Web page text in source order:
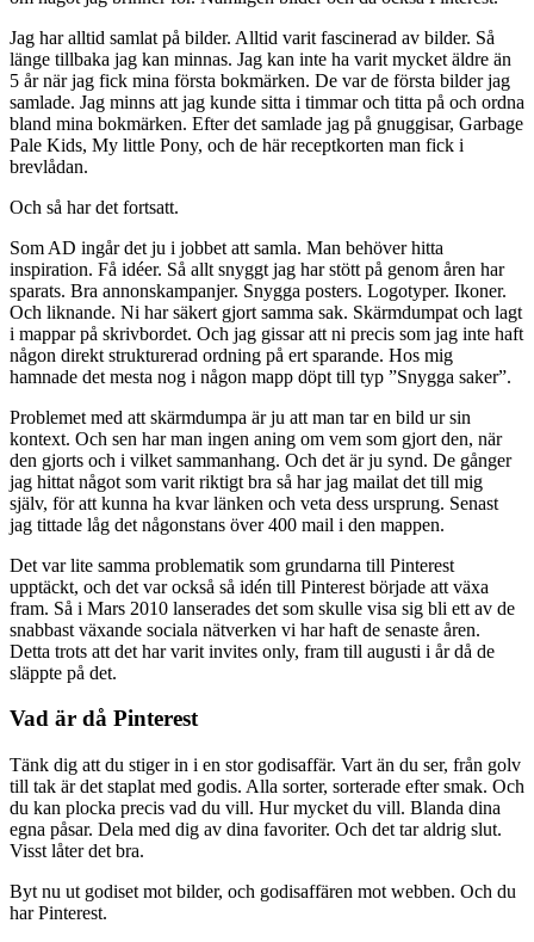
Jag har alltid samlat på bilder. Alltid varit fascinerad av bilder. Så
länge tillbaka jag kan minnas. Jag kan inte ha varit mycket äldre än
5 år när jag fick mina första bokmärken. De var de första bilder jag
samlade. Jag minns att jag kunde sitta i timmar och titta på och ordna
bland mina bokmärken. Efter det samlade jag på gnuggisar, Garbage
Pale Kids, My little Pony, och de här receptkorten man fick i
brevlådan.
Och så har det fortsatt.
Som AD ingår det ju i jobbet att samla. Man behöver hitta
inspiration. Få idéer. Så allt snyggt jag har stött på genom åren har
sparats. Bra annonskampanjer. Snygga posters. Logotyper. Ikoner.
Och liknande. Ni har säkert gjort samma sak. Skärmdumpat och lagt
i mappar på skrivbordet. Och jag gissar att ni precis som jag inte haft
någon direkt strukturerad ordning på ert sparande. Hos mig
hamnade det mesta nog i någon mapp döpt till typ ”Snygga saker”.
Problemet med att skärmdumpa är ju att man tar en bild ur sin
kontext. Och sen har man ingen aning om vem som gjort den, när
den gjorts och i vilket sammanhang. Och det är ju synd. De gånger
jag hittat något som varit riktigt bra så har jag mailat det till mig
själv, för att kunna ha kvar länken och veta dess ursprung. Senast
jag tittade låg det någonstans över 400 mail i den mappen.
Det var lite samma problematik som grundarna till Pinterest
upptäckt, och det var också så idén till Pinterest började att växa
fram. Så i Mars 2010 lanserades det som skulle visa sig bli ett av de
snabbast växande sociala nätverken vi har haft de senaste åren.
Detta trots att det har varit invites only, fram till augusti i år då de
släppte på det.
Vad är då Pinterest
Tänk dig att du stiger in i en stor godisaffär. Vart än du ser, från golv
till tak är det staplat med godis. Alla sorter, sorterade efter smak. Och
du kan plocka precis vad du vill. Hur mycket du vill. Blanda dina
egna påsar. Dela med dig av dina favoriter. Och det tar aldrig slut.
Visst låter det bra.
Byt nu ut godiset mot bilder, och godisaffären mot webben. Och du
har Pinterest.